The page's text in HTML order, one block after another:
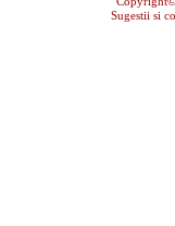
Sugestii si